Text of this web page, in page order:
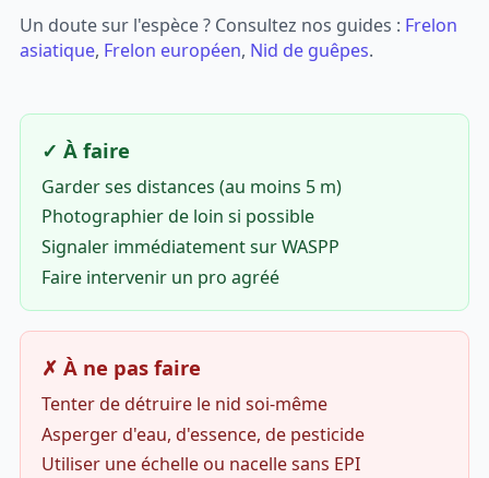
Un doute sur l'espèce ? Consultez nos guides : Frelon
asiatique, Frelon européen, Nid de guêpes.
✓ À faire
Garder ses distances (au moins 5 m)
Photographier de loin si possible
Signaler immédiatement sur WASPP
Faire intervenir un pro agréé
✗ À ne pas faire
Tenter de détruire le nid soi-même
Asperger d'eau, d'essence, de pesticide
Utiliser une échelle ou nacelle sans EPI